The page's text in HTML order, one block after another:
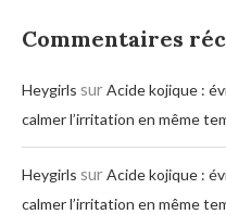
Commentaires
Heygirls surAcide kojique :
calmer l’irritation en même
Heygirls surAcide kojique :
calmer l’irritation en même